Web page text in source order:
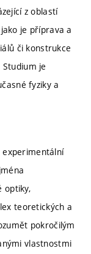
z oblastí
je příprava a
či konstrukce
je
fyziky a
experimentální
optiky,
teoretických a
pokročilým
vlastnostmi